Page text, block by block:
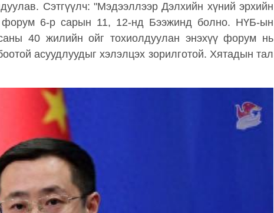
Сэтгүүлч: "Мэдээллээр Дэлхийн хүний ​​эрхийн
6-р сарын 11, 12-нд Бээжинд болно. НҮБ-ын
40 жилийн ойг тохиолдуулан энэхүү форум нь
асуудлуудыг хэлэлцэх зорилготой. Хятадын тал